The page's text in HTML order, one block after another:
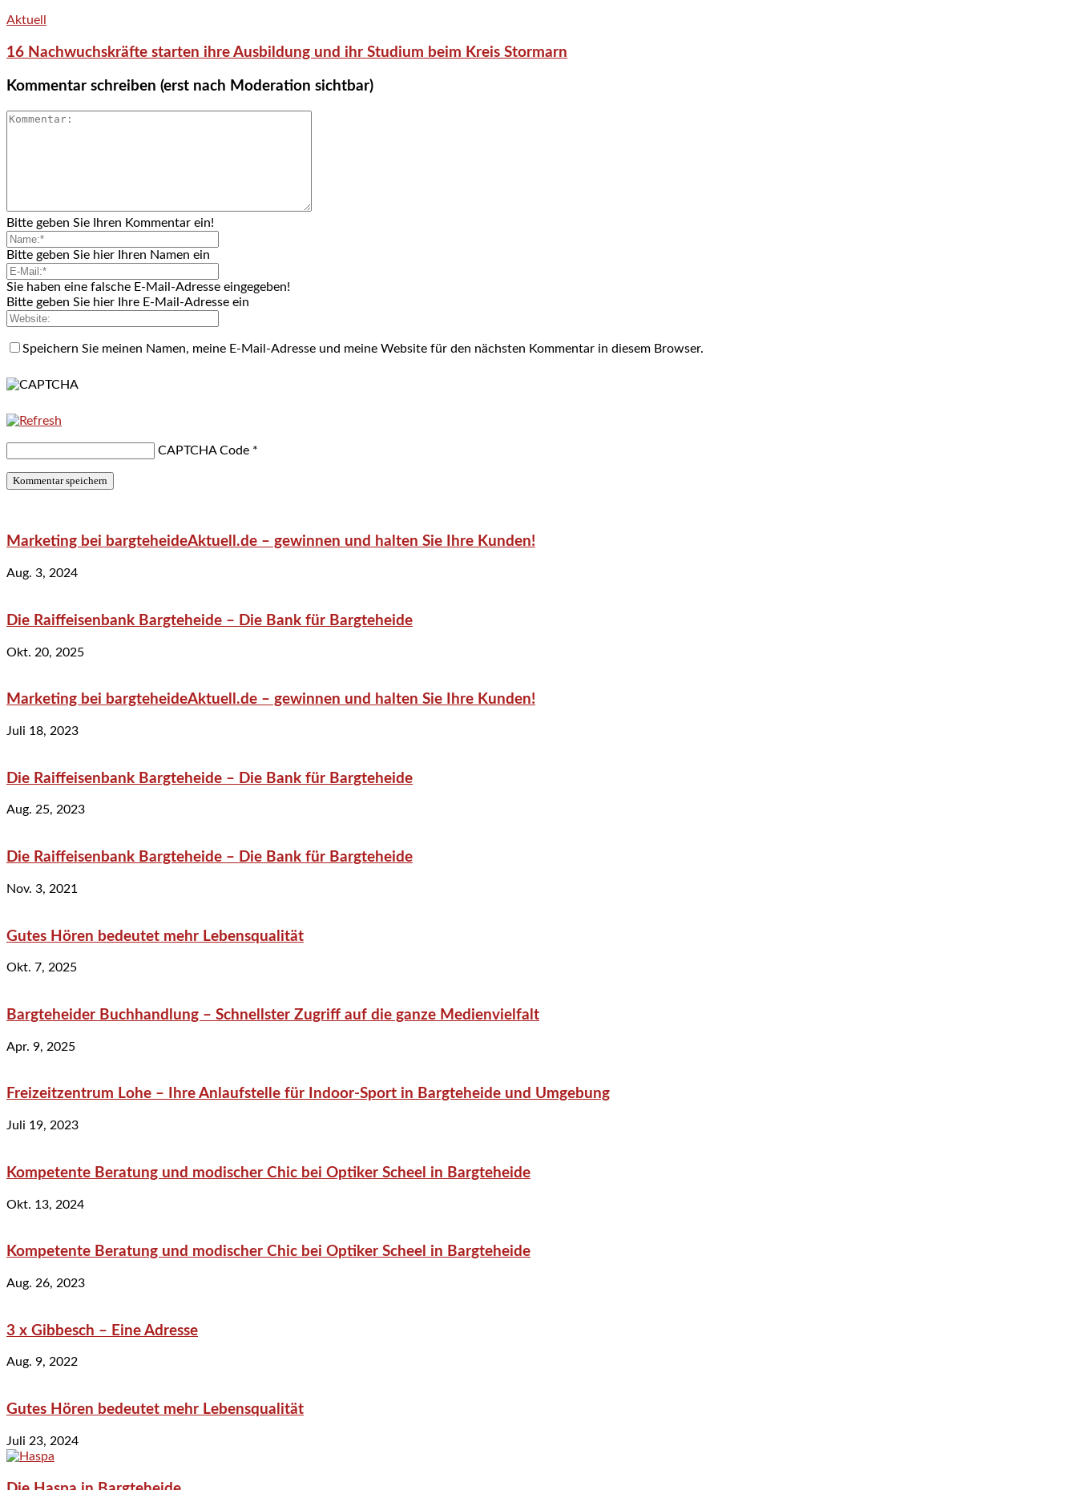
Aktuell
16 Nachwuchskräfte starten ihre Ausbildung und ihr Studium beim Kreis Stormarn
Kommentar schreiben (erst nach Moderation sichtbar)
Bitte geben Sie Ihren Kommentar ein!
Bitte geben Sie hier Ihren Namen ein
Sie haben eine falsche E-Mail-Adresse eingegeben!
Bitte geben Sie hier Ihre E-Mail-Adresse ein
Speichern Sie meinen Namen, meine E-Mail-Adresse und meine Website für den nächsten Kommentar in diesem Browser.
CAPTCHA Code *
Marketing bei bargteheideAktuell.de – gewinnen und halten Sie Ihre Kunden!
Aug. 3, 2024
Die Raiffeisenbank Bargteheide – Die Bank für Bargteheide
Okt. 20, 2025
Marketing bei bargteheideAktuell.de – gewinnen und halten Sie Ihre Kunden!
Juli 18, 2023
Die Raiffeisenbank Bargteheide – Die Bank für Bargteheide
Aug. 25, 2023
Die Raiffeisenbank Bargteheide – Die Bank für Bargteheide
Nov. 3, 2021
Gutes Hören bedeutet mehr Lebensqualität
Okt. 7, 2025
Bargteheider Buchhandlung – Schnellster Zugriff auf die ganze Medienvielfalt
Apr. 9, 2025
Freizeitzentrum Lohe – Ihre Anlaufstelle für Indoor-Sport in Bargteheide und Umgebung
Juli 19, 2023
Kompetente Beratung und modischer Chic bei Optiker Scheel in Bargteheide
Okt. 13, 2024
Kompetente Beratung und modischer Chic bei Optiker Scheel in Bargteheide
Aug. 26, 2023
3 x Gibbesch – Eine Adresse
Aug. 9, 2022
Gutes Hören bedeutet mehr Lebensqualität
Juli 23, 2024